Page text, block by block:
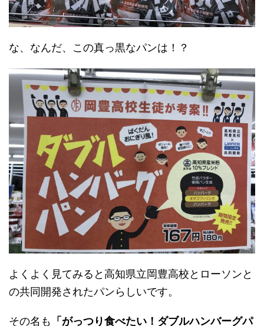
な、なんだ、この真っ黒なパンは！？
よくよく見てみると高知県立岡豊高校とローソンと
の共同開発されたパンらしいです。
その名も 「がっつり食べたい！ダブルハンバーグパ